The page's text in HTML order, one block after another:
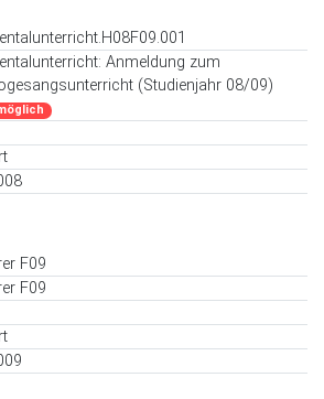
Anmeldung zum
(Studienjahr 08/09)
F09
F09